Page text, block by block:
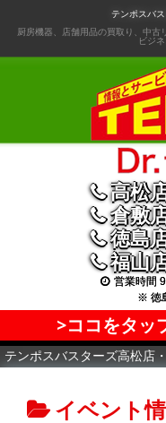
動
テンポスバ
厨房機器、店舗用品の買取り、中古
ビジ
高松
倉敷
徳島
福山
営業時間
※ 徳
>ココをタッ
テンポスバスターズ高松店
イベント